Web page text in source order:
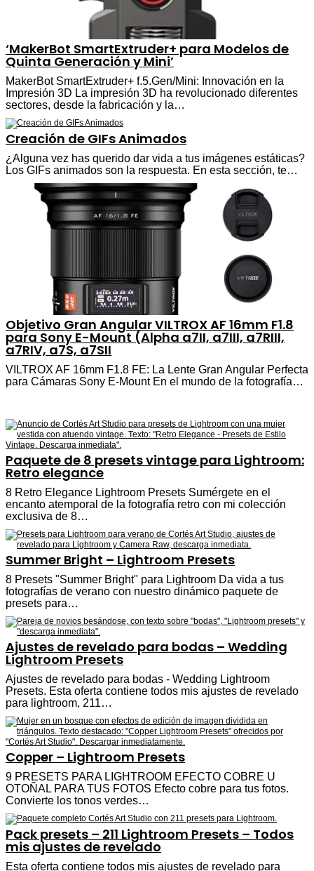
‘MakerBot SmartExtruder+ para Modelos de
Quinta Generación y Mini’
MakerBot SmartExtruder+ f.5.Gen/Mini: Innovación en la
Impresión 3D La impresión 3D ha revolucionado diferentes
sectores, desde la fabricación y la…
Creación de GIFs Animados
¿Alguna vez has querido dar vida a tus imágenes estáticas?
Los GIFs animados son la respuesta. En esta sección, te…
Objetivo Gran Angular VILTROX AF 16mm F1.8
para Sony E-Mount (Alpha a7II, a7III, a7RIII,
a7RIV, a7S, a7SII
VILTROX AF 16mm F1.8 FE: La Lente Gran Angular Perfecta
para Cámaras Sony E-Mount En el mundo de la fotografía…
Paquete de 8 presets vintage para Lightroom:
Retro elegance
8 Retro Elegance Lightroom Presets Sumérgete en el
encanto atemporal de la fotografía retro con mi colección
exclusiva de 8…
Summer Bright – Lightroom Presets
8 Presets "Summer Bright" para Lightroom Da vida a tus
fotografías de verano con nuestro dinámico paquete de
presets para…
Ajustes de revelado para bodas – Wedding
Lightroom Presets
Ajustes de revelado para bodas - Wedding Lightroom
Presets. Esta oferta contiene todos mis ajustes de revelado
para lightroom, 211…
Copper – Lightroom Presets
9 PRESETS PARA LIGHTROOM EFECTO COBRE U
OTOÑAL PARA TUS FOTOS Efecto cobre para tus fotos.
Convierte los tonos verdes…
Pack presets – 211 Lightroom Presets – Todos
mis ajustes de revelado
Esta oferta contiene todos mis ajustes de revelado para